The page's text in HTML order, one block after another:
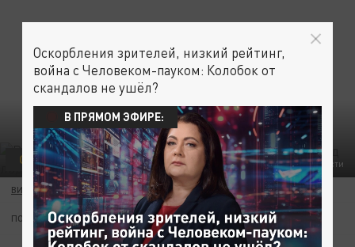
ГУ МЧС ПО ВЛАДИМИРСКОЙ ОБЛАСТИ
ОБЩЕСТВО
ВИКТОРИЯ КУЗНЕЦОВА 24 НОЯБРЯ 10:01
ПОДПИШИТЕСЬ:
Оскорбления зрителей, низкий рейтинг,
война с Человеком-пауком: Колобок от
скандалов не ушёл?
В ПРЯМОМ ЭФИРЕ: